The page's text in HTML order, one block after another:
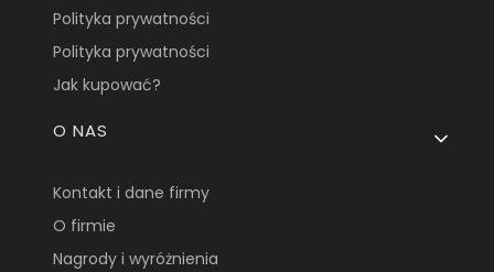
Polityka prywatności
Polityka prywatności
Jak kupować?
O NAS
Kontakt i dane firmy
O firmie
Nagrody i wyróżnienia